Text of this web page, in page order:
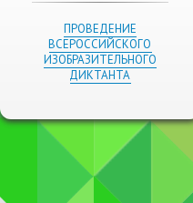
ПРОВЕДЕНИЕ
ВСЕРОССИЙСКОГО
ИЗОБРАЗИТЕЛЬНОГО
ДИКТАНТА